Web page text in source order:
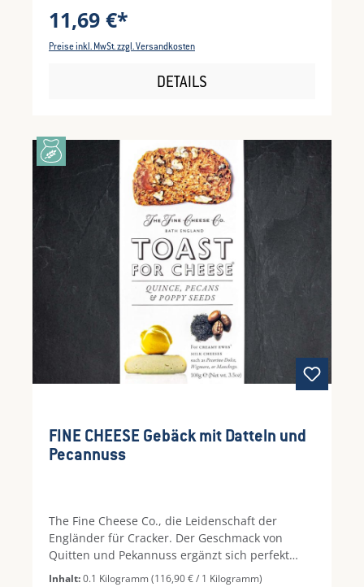
11,69 €*
Preise inkl. MwSt. zzgl. Versandkosten
DETAILS
FINE CHEESE Gebäck mit Datteln und
Pecannuss
The Fine Cheese Co., die Leidenschaft der
Engländer für Cracker. Der Geschmack von
Quitten und Pekannuss ergänzt sich perfekt
sind eine Freude für echte Gourmet Liebhaber.
Inhalt:0.1 Kilogramm(116,90 € / 1 Kilogramm)